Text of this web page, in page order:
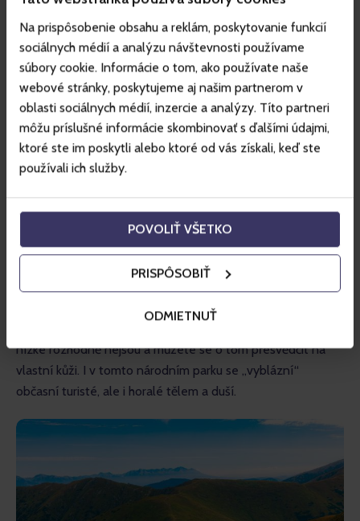
Na prispôsobenie obsahu a reklám, poskytovanie funkcií
sociálnych médií a analýzu návštevnosti používame
súbory cookie. Informácie o tom, ako používate naše
webové stránky, poskytujeme aj našim partnerom v
oblasti sociálnych médií, inzercie a analýzy. Títo partneri
môžu príslušné informácie skombinovať s ďalšími údajmi,
ktoré ste im poskytli alebo ktoré od vás získali, keď ste
používali ich služby.
POVOLIŤ VŠETKO
PRISPÔSOBIŤ
ODMIETNUŤ
zaútočit, což také může pro ptáka dopadnout fatálně.
Nízké Tatry rozhodně nejsou
nízké
Oproti Vysokým Tatrám se tyčí Nízké Tatry, v nichž se
rozprostírá Národní park Nízké Tatry. Sice polohou velmi
štíty hledali marně, snad jen Chopok či Ďumbier (severní
strana).
Nízké Tatry jsou charakteristické svými holými zelenými
horskými loukami. Máte-li rádi otevřené a oblé štíty, Nízké
nízké rozhodně nejsou a můžete se o tom přesvědčit na
vlastní kůži. I v tomto národním parku se „vyblázní“
občasní turisté, ale i horalé tělem a duší.